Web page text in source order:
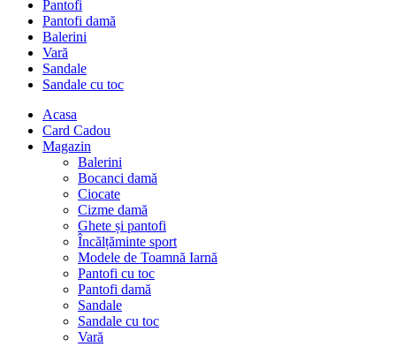
Pantofi
Pantofi damă
Balerini
Vară
Sandale
Sandale cu toc
Acasa
Card Cadou
Magazin
Balerini
Bocanci damă
Ciocate
Cizme damă
Ghete și pantofi
Încălțăminte sport
Modele de Toamnă Iarnă
Pantofi cu toc
Pantofi damă
Sandale
Sandale cu toc
Vară